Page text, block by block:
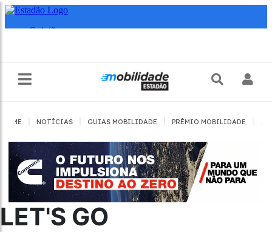
HOME NOTÍCIAS GUIAS MOBILIDADE PRÊMIO MOBILIDADE
LET'S GO